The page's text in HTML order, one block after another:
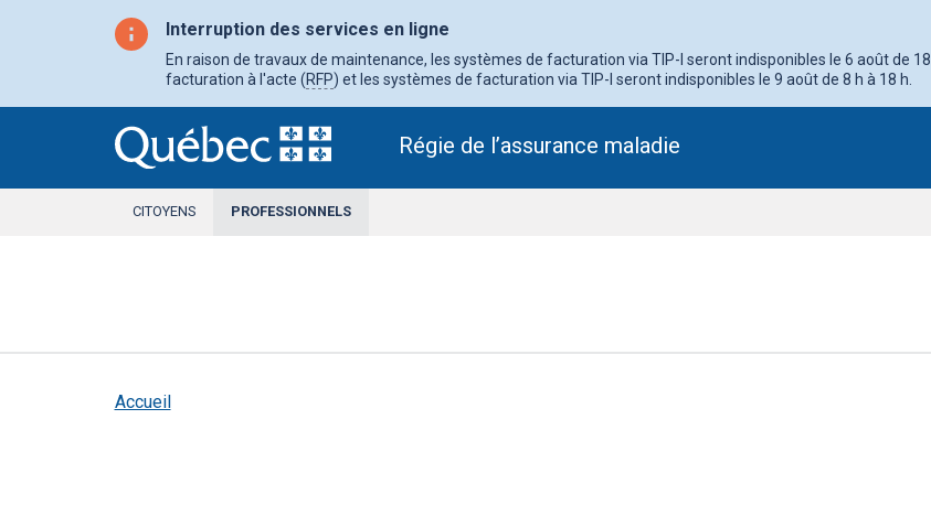
Interruption des services en ligne
En raison de travaux de maintenance, les systèmes de facturation via TIP-I seront indisponibles le 6 août de
facturation à l'acte (RFP) et les systèmes de facturation via TIP-I seront indisponibles le 9 août de 8 h à 18 h.
Régie de l’assurance maladie
CITOYENS PROFESSIONNELSSECTION
Accueil